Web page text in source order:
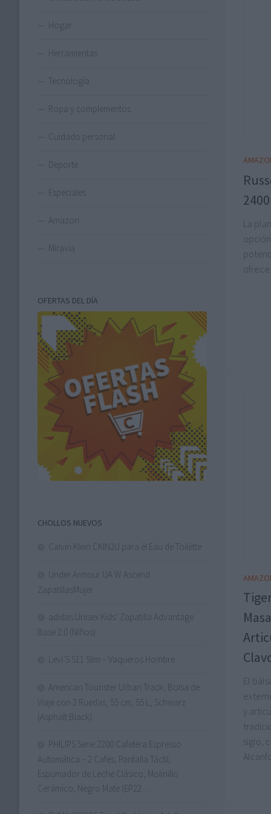
La
ofrece
El
y
siglo,
Hogar
Herramientas
Tecnología
Ropa y complementos
Cuidado personal
Deporte
Especiales
Amazon
Miravia
OFERTAS DEL DÍA
CHOLLOS NUEVOS
Calvin Klein CKIN2U para él Eau de Toilette
Under Armour UA W Ascend
ZapatillasMujer
adidas Unisex Kids’ Zapatilla Advantage
Base 2.0 (Niños)
Levi’S 511 Slim – Vaqueros Hombre
American Tourister Urban Track, Bolsa de
Viaje con 2 Ruedas, 55 cm, 55 L, Schwarz
(Asphalt Black)
PHILIPS Serie 2200 Cafetera Espresso
Automática – 2 Cafés, Pantalla Táctil,
Espumador de Leche Clásico, Molinillo
Cerámico, Negro Mate (EP22…